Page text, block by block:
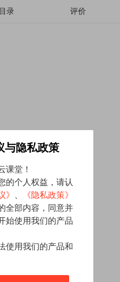
目录 评价
与隐私政策
课堂！
的个人权益，请认
》 、
《隐私政策》
全部内容，同意并
始使用我们的产品
使用我们的产品和